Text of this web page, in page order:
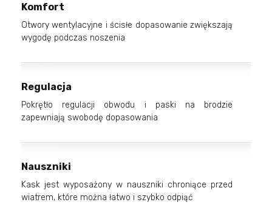
Komfort
Otwory wentylacyjne i ścisłe dopasowanie zwiększają
wygodę podczas noszenia
Regulacja
Pokrętło regulacji obwodu i paski na brodzie
zapewniają swobodę dopasowania
Nauszniki
Kask jest wyposażony w nauszniki chroniące przed
wiatrem, które można łatwo i szybko odpiąć